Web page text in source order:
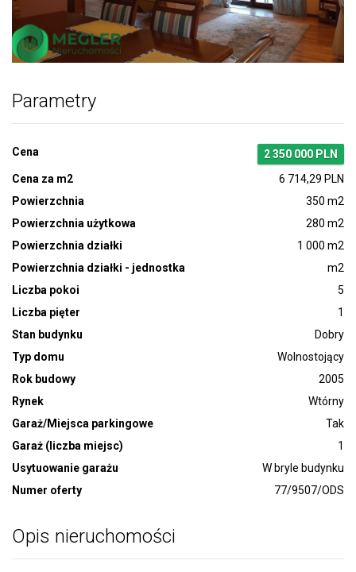
Zdjęcie 1
Parametry
Cena
2 350 000 PLN
Cena za m2
6 714,29 PLN
Powierzchnia
350 m2
Powierzchnia użytkowa
280 m2
Powierzchnia działki
1 000 m2
Powierzchnia działki - jednostka
m2
Liczba pokoi
5
Liczba pięter
1
Stan budynku
Dobry
Typ domu
Wolnostojący
Rok budowy
2005
Rynek
Wtórny
Garaż/Miejsca parkingowe
Tak
Garaż (liczba miejsc)
1
Usytuowanie garażu
W bryle budynku
Numer oferty
77/9507/ODS
Opis nieruchomości